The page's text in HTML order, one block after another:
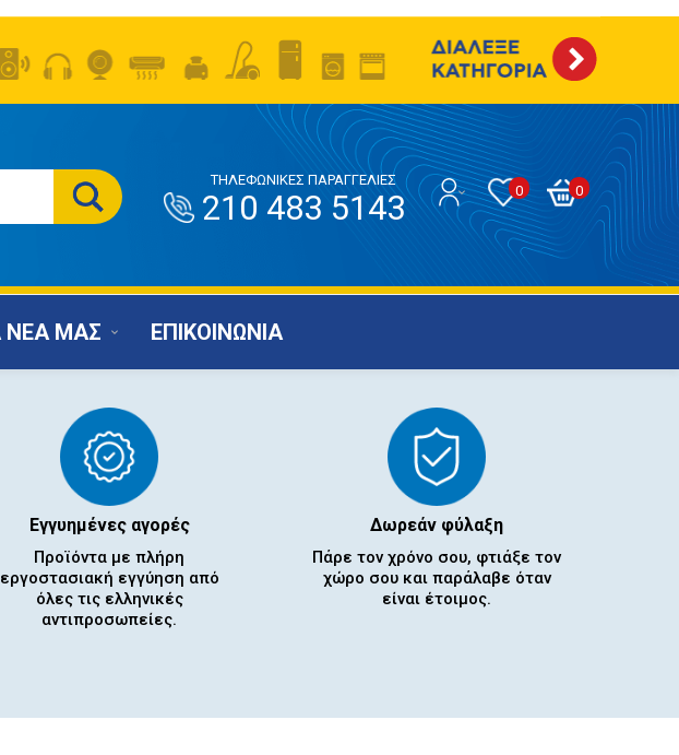
0
0
ΤΗΛΕΦΩΝΙΚΕΣ ΠΑΡΑΓΓΕΛΙΕΣ
210 483 5143
ΝΕΑ ΜΑΣ ΕΠΙΚΟΙΝΩΝΙΑ
Εγγυημένες αγορές
Προϊόντα με πλήρη
εργοστασιακή εγγύηση από
όλες τις ελληνικές
αντιπροσωπείες.
Δωρεάν φύλαξη
Πάρε τον χρόνο σου, φτιάξε τον
χώρο σου και παράλαβε όταν
είναι έτοιμος.